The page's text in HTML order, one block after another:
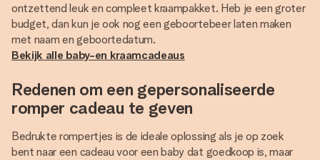
ontzettend leuk en compleet kraampakket. Heb je een groter
budget, dan kun je ook nog een geboortebeer laten maken
met naam en geboortedatum.
Bekijk alle baby-en kraamcadeaus
Redenen om een gepersonaliseerde
romper cadeau te geven
Bedrukte rompertjes is de ideale oplossing als je op zoek
bent naar een cadeau voor een baby dat goedkoop is, maar